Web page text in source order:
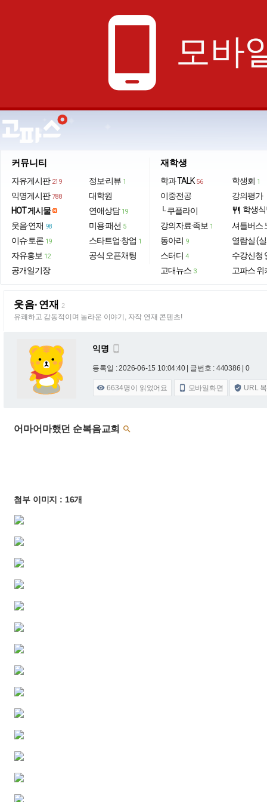
phone_android 모바
커뮤니티
자유게시판 219
익명게시판 788
HOT 게시물
웃음·연재 98
이슈·토론 19
자유홍보 12
공개일기장
정보·리뷰 1
대학원
연애상담 19
미용·패션 5
스타트업·창업 1
공식 오픈채팅
재학생
학과 TALK 56
이중전공
└ 쿠플라이
강의자료·족보 1
동아리 9
스터디 4
고대뉴스 3
학생회 1
강의평가
restaurant 학생
셔틀버스
열람실 (
수강신청
고파스 위
웃음·연재 2
유쾌하고 감동적이며 놀라운 이야기, 자작 연재 콘텐츠!
익명 
등록일 : 2026-06-15 10:04:40 | 글번호 : 440386 | 0
 6634명이 읽었어요  모바일화면  URL
어마어마했던 순복음교회 
첨부 이미지 : 16개